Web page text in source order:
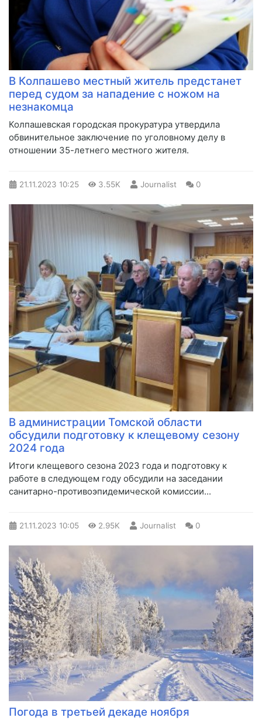
В Колпашево местный житель предстанет
перед судом за нападение с ножом на
незнакомца
​Колпашевская городская прокуратура утвердила
обвинительное заключение по уголовному делу в
отношении 35-летнего местного жителя.
21.11.2023 10:25 3.55K Journalist 0
В администрации Томской области
обсудили подготовку к клещевому сезону
2024 года
​Итоги клещевого сезона 2023 года и подготовку к
работе в следующем году обсудили на заседании
санитарно-противоэпидемической комиссии...
21.11.2023 10:05 2.95K Journalist 0
Погода в третьей декаде ноября